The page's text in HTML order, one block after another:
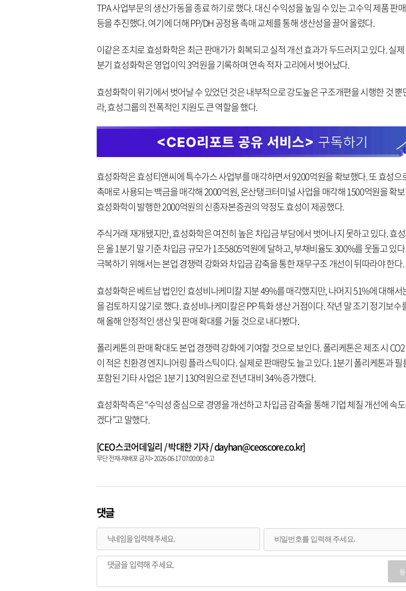
TPA 사업부문의 생산가동을 종료 하기로 했다. 대신 수익성을 높일 수 있는 고수익 제품 판
등을 추진했다. 여기에 더해 PP/DH 공정용 촉매 교체를 통해 생산성을 끌어 올렸다.
이같은 조치로 효성화학은 최근 판매가가 회복되고 실적 개선 효과가 두드러지고 있다. 실
분기 효성화학은 영업이익 3억원을 기록하며 연속 적자 고리에서 벗어났다.
효성화학이 위기에서 벗어날 수 있었던 것은 내부적으로 강도높은 구조개편을 시행한 것 뿐
라, 효성그룹의 전폭적인 지원도 큰 역할을 했다.
효성화학은 효성티앤씨에 특수가스 사업부를 매각하면서 9200억원을 확보했다. 또 효성으
촉매로 사용되는 백금을 매각해 2000억원, 온산탱크터미널 사업을 매각해 1500억원을 확
효성화학이 발행한 2000억원의 신종자본증권의 약정도 효성이 제공했다.
주식거래 재개됐지만, 효성화학은 여전히 높은 차입금 부담에서 벗어나지 못하고 있다. 효
은 올 1분기 말 기준 차입금 규모가 1조5805억원에 달하고, 부채비율도 300%를 웃돌고 있
극복하기 위해서는 본업 경쟁력 강화와 차입금 감축을 통한 재무구조 개선이 뒤따라야 한다.
효성화학은 베트남 법인인 효성비나케미칼 지분 49%를 매각했지만, 나머지 51%에 대해서
을 검토하지 않기로 했다. 효성비나케미칼은 PP 특화 생산 거점이다. 작년 말 조기 정기보수
해 올해 안정적인 생산 및 판매 확대를 거둘 것으로 내다봤다.
폴리케톤의 판매 확대도 본업 경쟁력 강화에 기여할 것으로 보인다. 폴리케톤은 제조 시
이 적은 친환경 엔지니어링 플라스틱이다. 실제로 판매량도 늘고 있다. 1분기 폴리케톤과 필
포함된 기타 사업은 1분기 130억원으로 전년 대비 34% 증가했다.
효성화학측은 “수익성 중심으로 경영을 개선하고 차입금 감축을 통해 기업 체질 개선에 속
겠다”고 말했다.
[CEO스코어데일리 / 박대한 기자 / dayhan@ceoscore.co.kr]
무단 전재-재배포 금지> 2026-06-17 07:00:00 송고
댓글